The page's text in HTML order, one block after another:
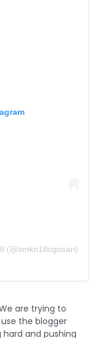
(@smkn1tlogosari)
are trying to
the blogger
hard and pushing